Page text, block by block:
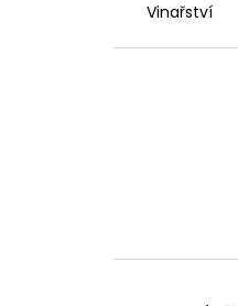
Vinařství